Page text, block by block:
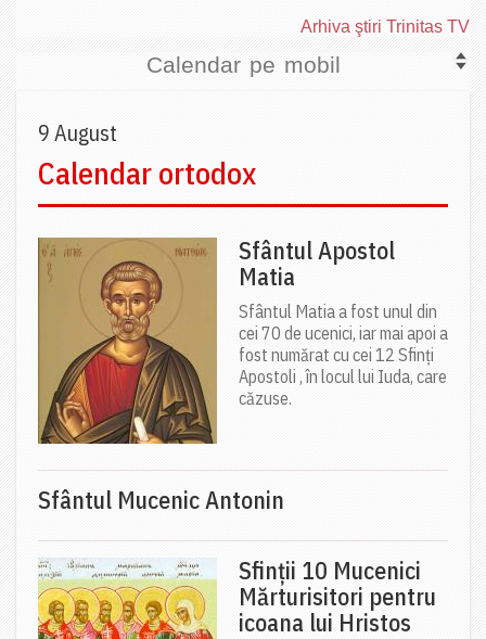
Arhiva ştiri Trinitas TV
Calendar pe mobil
9 August
Calendar ortodox
Sfântul Apostol
Matia
Sfântul Matia a fost unul din
cei 70 de ucenici, iar mai apoi a
fost numărat cu cei 12 Sfinți
Apostoli , în locul lui Iuda, care
căzuse.
Sfântul Mucenic Antonin
Sfinții 10 Mucenici
Mărturisitori pentru
icoana lui Hristos